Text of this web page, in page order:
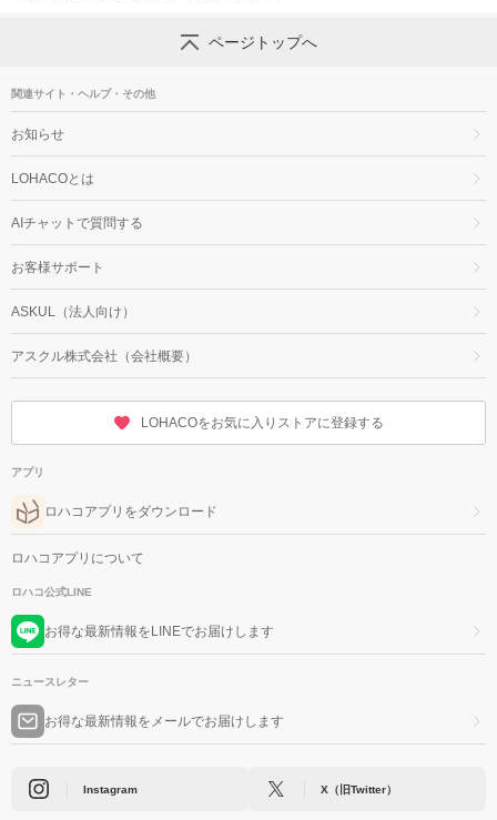
ページトップへ
関連サイト・ヘルプ・その他
お知らせ
LOHACOとは
AIチャットで質問する
お客様サポート
ASKUL（法人向け）
アスクル株式会社（会社概要）
LOHACOをお気に入りストアに登録する
アプリ
ロハコアプリをダウンロード
ロハコアプリについて
ロハコ公式LINE
お得な最新情報をLINEでお届けします
ニュースレター
お得な最新情報をメールでお届けします
Instagram X（旧Twitter）